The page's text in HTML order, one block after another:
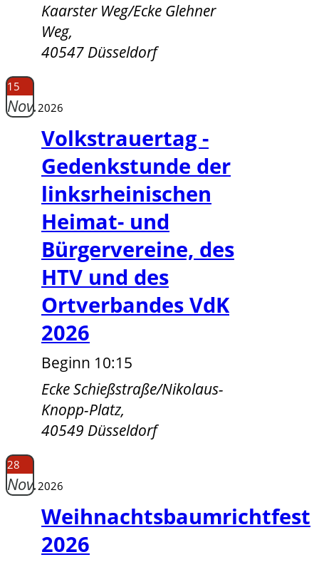
Kaarster Weg/Ecke Glehner
Weg,
40547 Düsseldorf
15
Nov.2026
Volkstrauertag -
Gedenkstunde der
linksrheinischen
Heimat- und
Bürgervereine, des
HTV und des
Ortverbandes VdK
2026
Beginn 10:15
Ecke Schießstraße/Nikolaus-
Knopp-Platz,
40549 Düsseldorf
28
Nov.2026
Weihnachtsbaumrichtfest
2026